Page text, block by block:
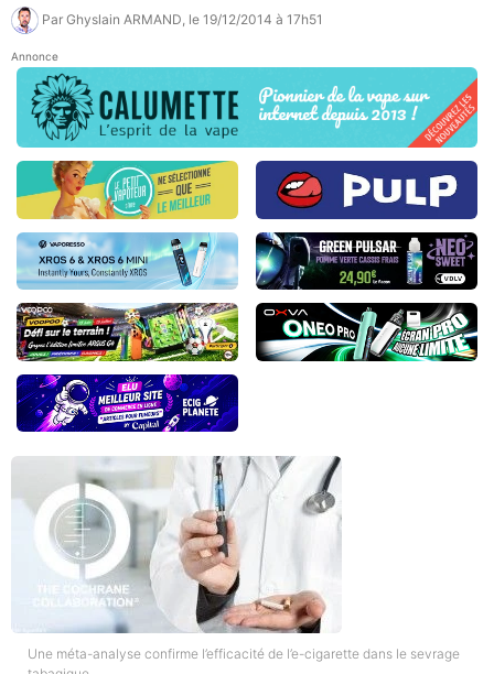
Par Ghyslain ARMAND , le 19/12/2014 à 17h51
Annonce
Une méta-analyse confirme l’efficacité de l’e-cigarette dans le sevrage